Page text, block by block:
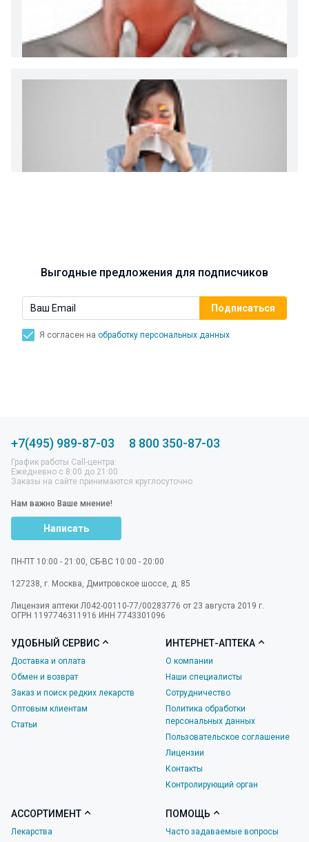
Диета 7 стол при заболеваниях почек (острый и
Ларингит: все о ларингите и его лечении. Как
спасти свой голос.
Выгодные предложения для подписчиков
Я согласен на обработку персональных данных
+7(495) 989-87-03 8 800 350-87-03
График работы Call-центра:
Ежедневно с 8:00 до 21:00
Заказы на сайте принимаются круглосуточно
Нам важно Ваше мнение!
Написать
ПН-ПТ 10:00 - 21:00, СБ-ВС 10:00 - 20:00
127238 г. Москва Дмитровское шоссе, д. 85
Лицензия аптеки Л042-00110-77/00283776 от 23 августа 2019 г.
ОГРН 1197746311916 ИНН 7743301096
УДОБНЫЙ СЕРВИС
Доставка и оплата
Обмен и возврат
Заказ и поиск редких лекарств
Оптовым клиентам
Статьи
ИНТЕРНЕТ-АПТЕКА
О компании
Наши специалисты
Сотрудничество
Политика обработки
персональных данных
Пользовательское соглашение
Лицензии
Контакты
Контролирующий орган
АССОРТИМЕНТ
Лекарства
ПОМОЩЬ
Часто задаваемые вопросы